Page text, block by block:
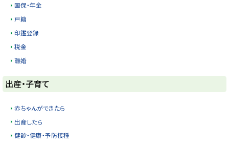
国保・年金
戸籍
印鑑登録
税金
離婚
ト
ッ
プ
に
出産・子育て
赤ちゃんができたら
出産したら
健診・健康・予防接種